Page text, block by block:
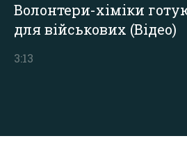
Волонтери-хіміки
для військових (Відео)
3:13